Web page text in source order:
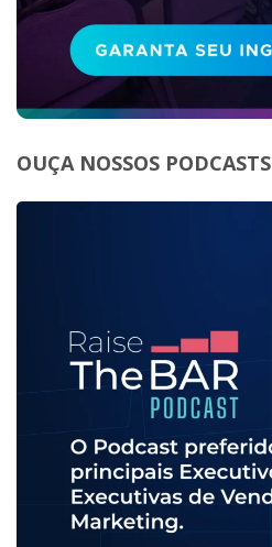
OUÇA NOSSOS PODCASTS